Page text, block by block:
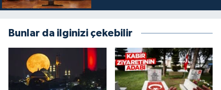
Bunlar da ilginizi çekebilir
Ordu Müftülüğü
Osmaniye Müftülüğü